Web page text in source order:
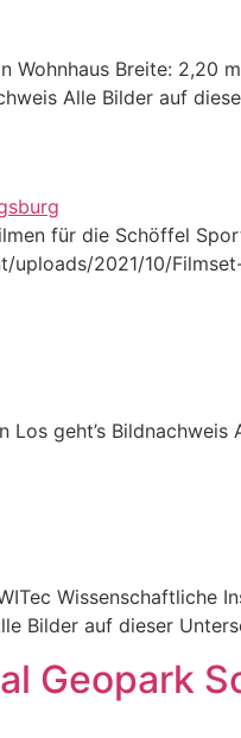
Breite: 2,20
Alle Bilder auf
für die Schöffel
2021/10/
geht’s
Wissenschaftliche
Bilder auf dieser
Geopark